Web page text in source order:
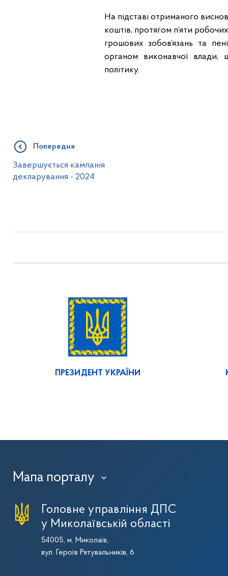
На підставі отриманого
коштів, протягом п’яти
грошових зобов’язань та
органом виконавчої влади,
політику.
Попередня
Завершується кампанія
декларування - 2024
ПРЕЗИДЕНТ УКРАЇНИ
Мапа порталу ›
Головне управління ДПС
у Миколаївській області
54005, м. Миколаїв,
вул. Героїв Рятувальників, 6